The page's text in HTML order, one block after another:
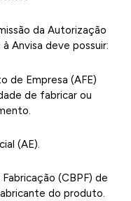
da Autorização
Anvisa deve possuir:
de Empresa (AFE)
de fabricar ou
(AE).
(CBPF) de
do produto.